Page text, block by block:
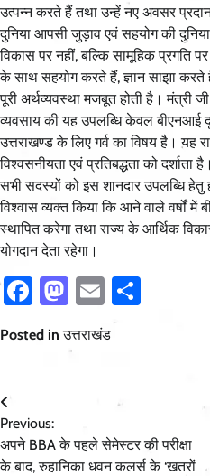
उत्पन्न करते हैं तथा उन्हें नए अवसर
दुनिया आपसी जुड़ाव एवं सहयोग की
विकास पर नहीं, बल्कि सामूहिक प्रगति
के साथ सहयोग करते हैं, ज्ञान साझा
पूरी अर्थव्यवस्था मजबूत होती है।
व्यवसाय की यह उपलब्धि केवल बीएनआई
उत्तराखण्ड के लिए गर्व का विषय है। यह
विश्वसनीयता एवं प्रतिबद्धता को
सभी सदस्यों को इस शानदार उपलब्धि हेतु
विश्वास व्यक्त किया कि आने वाले वर्षों में
स्थापित करेगा तथा राज्य के आर्थिक
योगदान देता रहेगा।
Facebook
Mastodon
Email
Posted inउत्तराखंड
Post
navigation
Previous:
अपने BBA के पहले सेमेस्टर की परीक्षा
के बाद, रुहानिका धवन कलर्स के ‘खतरों